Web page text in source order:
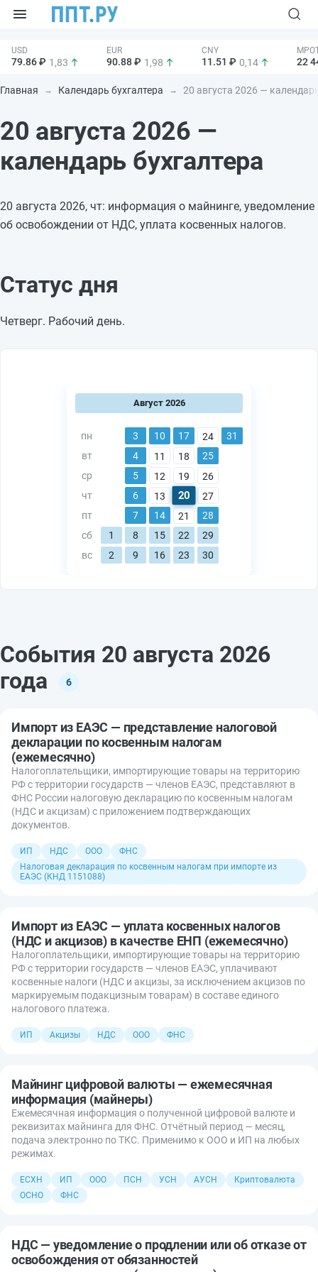
79.86 ₽ 1,83 90.88 ₽ 1,98 11.51 ₽ 0,14 22
Главная Календарь бухгалтера 20 августа 2026 —
20 августа 2026 —
календарь бухгалтера
20 августа 2026, чт: информация о майнинге, уведомление
об освобождении от НДС, уплата косвенных налогов.
Статус дня
Четверг. Рабочий день.
Август 2026
пн
вт
ср
чт
пт
сб
вс
1
2
3
4
5
6
7
8
9
10
11
12
13
14
15
16
17
18
19
20
21
22
23
24
25
26
27
28
29
30
31
События 20 августа 2026
года
6
Импорт из ЕАЭС — представление налоговой
декларации по косвенным налогам
(ежемесячно)
Налогоплательщики, импортирующие товары на территорию
РФ с территории государств — членов ЕАЭС, представляют в
ФНС России налоговую декларацию по косвенным налогам
(НДС и акцизам) с приложением подтверждающих
документов.
ИП НДС ООО
ФНС
Налоговая декларация по косвенным налогам при импорте из
ЕАЭС (КНД 1151088)
Импорт из ЕАЭС — уплата косвенных налогов
(НДС и акцизов) в качестве ЕНП (ежемесячно)
Налогоплательщики, импортирующие товары на территорию
РФ с территории государств — членов ЕАЭС, уплачивают
косвенные налоги (НДС и акцизы, за исключением акцизов по
маркируемым подакцизным товарам) в составе единого
налогового платежа.
ИП Акцизы НДС ООО ФНС
Майнинг цифровой валюты — ежемесячная
информация (майнеры)
Ежемесячная информация о полученной цифровой валюте и
реквизитах майнинга для ФНС. Отчётный период — месяц,
подача электронно по ТКС. Применимо к ООО и ИП на любых
режимах.
ЕСХН ИП ООО ПСН УСН АУСН
Криптовалюта
ОСНО
ФНС
НДС — уведомление о продлении или об отказе от
освобождения от обязанностей